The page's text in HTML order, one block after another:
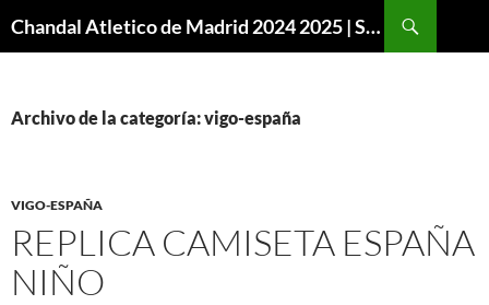
Chandal Atletico de Madrid 2024 2025 | SuperVigo
Archivo de la categoría: vigo-españa
VIGO-ESPAÑA
REPLICA CAMISETA ESPAÑA
NIÑO